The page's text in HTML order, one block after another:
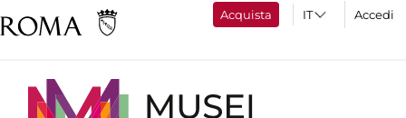
Acquista Accedi